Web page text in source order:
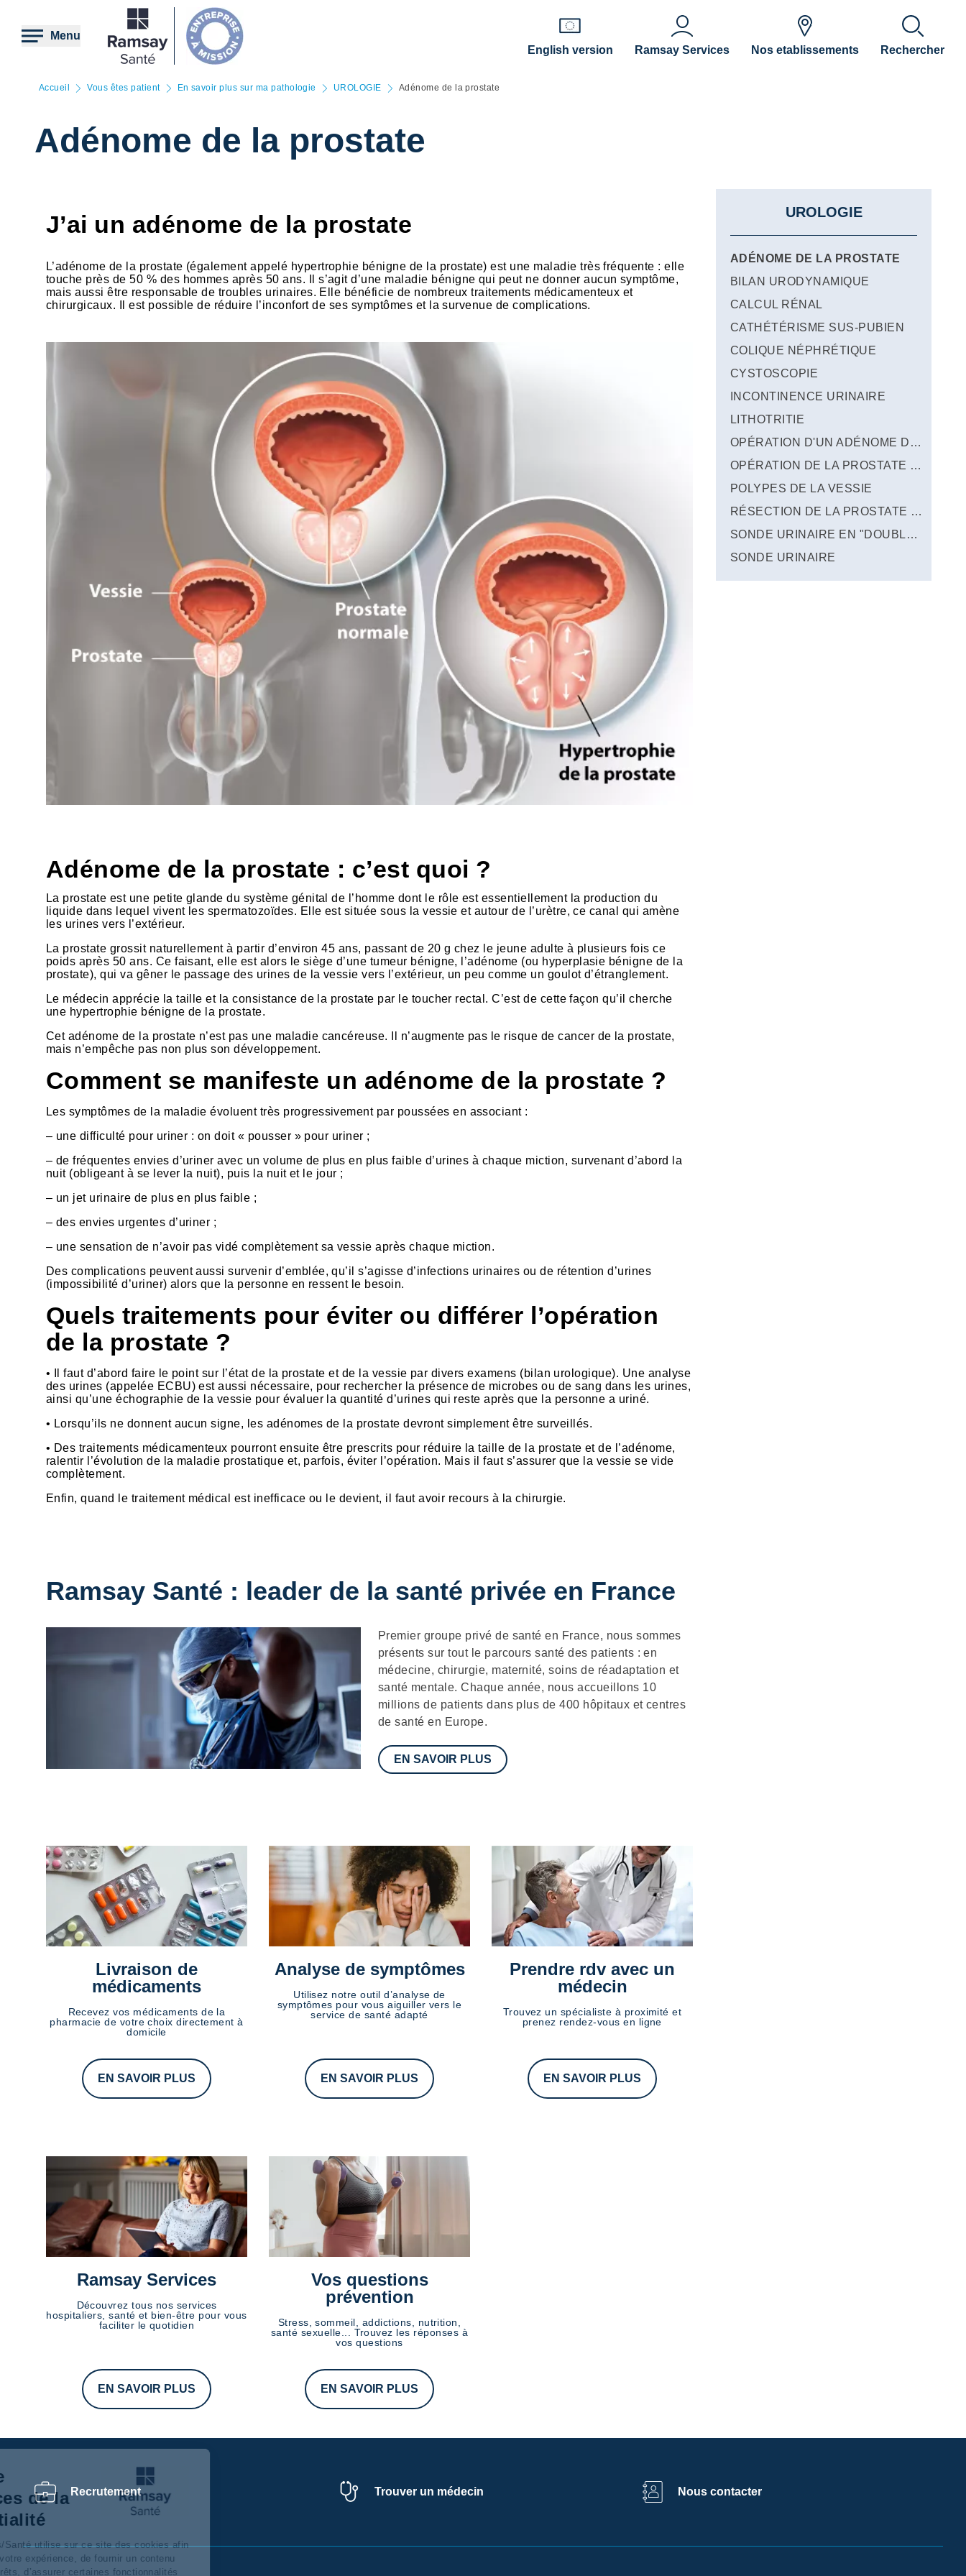
contenu
principal
Menu
English version
Ramsay Services Nos etablissements Rechercher
Accueil Vous êtes patient En savoir plus sur ma pathologie UROLOGIE Adénome de la prostate
Adénome de la prostate
J’ai un adénome de la prostate
L’adénome de la prostate (également appelé hypertrophie bénigne de la prostate) est une maladie très fréquente : elle
touche près de 50 % des hommes après 50 ans. Il s’agit d’une maladie bénigne qui peut ne donner aucun symptôme,
mais aussi être responsable de troubles urinaires. Elle bénéficie de nombreux traitements médicamenteux et
chirurgicaux. Il est possible de réduire l’inconfort de ses symptômes et la survenue de complications.
HTML
Adénome de la prostate : c’est quoi ?
La prostate est une petite glande du système génital de l’homme dont le rôle est essentiellement la production du
liquide dans lequel vivent les spermatozoïdes. Elle est située sous la vessie et autour de l’urètre, ce canal qui amène
les urines vers l’extérieur.
La prostate grossit naturellement à partir d’environ 45 ans, passant de 20 g chez le jeune adulte à plusieurs fois ce
poids après 50 ans. Ce faisant, elle est alors le siège d’une tumeur bénigne, l’adénome (ou hyperplasie bénigne de la
prostate), qui va gêner le passage des urines de la vessie vers l’extérieur, un peu comme un goulot d’étranglement.
Le médecin apprécie la taille et la consistance de la prostate par le toucher rectal. C’est de cette façon qu’il cherche
une hypertrophie bénigne de la prostate.
Cet adénome de la prostate n’est pas une maladie cancéreuse. Il n’augmente pas le risque de cancer de la prostate,
mais n’empêche pas non plus son développement.
Comment se manifeste un adénome de la prostate ?
Les symptômes de la maladie évoluent très progressivement par poussées en associant :
– une difficulté pour uriner : on doit « pousser » pour uriner ;
– de fréquentes envies d’uriner avec un volume de plus en plus faible d’urines à chaque miction, survenant d’abord la
nuit (obligeant à se lever la nuit), puis la nuit et le jour ;
– un jet urinaire de plus en plus faible ;
– des envies urgentes d’uriner ;
– une sensation de n’avoir pas vidé complètement sa vessie après chaque miction.
Des complications peuvent aussi survenir d’emblée, qu’il s’agisse d’infections urinaires ou de rétention d’urines
(impossibilité d’uriner) alors que la personne en ressent le besoin.
Quels traitements pour éviter ou différer l’opération
de la prostate ?
• Il faut d’abord faire le point sur l’état de la prostate et de la vessie par divers examens (bilan urologique). Une analyse
des urines (appelée ECBU) est aussi nécessaire, pour rechercher la présence de microbes ou de sang dans les urines,
ainsi qu’une échographie de la vessie pour évaluer la quantité d’urines qui reste après que la personne a uriné.
• Lorsqu’ils ne donnent aucun signe, les adénomes de la prostate devront simplement être surveillés.
• Des traitements médicamenteux pourront ensuite être prescrits pour réduire la taille de la prostate et de l’adénome,
ralentir l’évolution de la maladie prostatique et, parfois, éviter l’opération. Mais il faut s’assurer que la vessie se vide
complètement.
Enfin, quand le traitement médical est inefficace ou le devient, il faut avoir recours à la chirurgie.
Ramsay Santé : leader de la santé privée en France
Description
Premier groupe privé de santé en France, nous sommes
présents sur tout le parcours santé des patients : en
médecine, chirurgie, maternité, soins de réadaptation et
santé mentale. Chaque année, nous accueillons 10
millions de patients dans plus de 400 hôpitaux et centres
de santé en Europe.
EN SAVOIR PLUS
Livraison de
médicaments
Recevez vos médicaments de la
pharmacie de votre choix directement à
domicile
EN SAVOIR PLUS
Analyse de symptômes
Utilisez notre outil d’analyse de
symptômes pour vous aiguiller vers le
service de santé adapté
EN SAVOIR PLUS
Prendre rdv avec un
médecin
Trouvez un spécialiste à proximité et
prenez rendez-vous en ligne
EN SAVOIR PLUS
Ramsay Services
Découvrez tous nos services
hospitaliers, santé et bien-être pour vous
faciliter le quotidien
EN SAVOIR PLUS
Vos questions
prévention
Stress, sommeil, addictions, nutrition,
santé sexuelle... Trouvez les réponses à
vos questions
EN SAVOIR PLUS
UROLOGIE
ADÉNOME DE LA PROSTATE
BILAN URODYNAMIQUE
CALCUL RÉNAL
CATHÉTÉRISME SUS-PUBIEN
COLIQUE NÉPHRÉTIQUE
CYSTOSCOPIE
INCONTINENCE URINAIRE
LITHOTRITIE
OPÉRATION D'UN ADÉNOME DE LA PROSTATE PAR LES VOIES NATURELLES
OPÉRATION DE LA PROSTATE PAR ROBOT
POLYPES DE LA VESSIE
RÉSECTION DE LA PROSTATE PAR LASER
SONDE URINAIRE EN "DOUBLE J"
SONDE URINAIRE
Recrutement Trouver un médecin Nous contacter
Centre de
préférences de la
confidentialité
Ramsay Services/Santé utilise sur ce site des cookies afin
de personnaliser votre expérience, de fournir un contenu
adapté à vos intérêts, d’assurer certaines fonctionnalités